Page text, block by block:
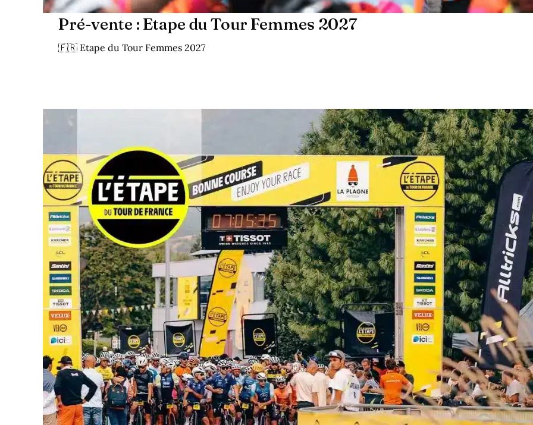
Pré-vente : Etape du Tour Femmes 2027
🇫🇷 Etape du Tour Femmes 2027
ambiance
rassurante qui
séjour aussi
qu’efficace.
Je n’ai qu’une
repartir avec
une prochaine
Tour ! Et dès
emploi du
permettra, je
également à
stages.
Bravo et merci
l’équipe de
êtes une
cyclistes.